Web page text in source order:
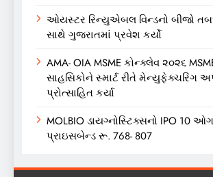
ઓયસ્ટર રિન્યુએબલ વિન્ડનો બીજો
સાથે ગુજરાતમાં પ્રવેશ કર્યો
AMA- OIA MSME કોન્ક્લેવ ૨૦૨૬
સાહસિકોને સ્માર્ટ રીતે મેન્યુફેક્ચરિંગ
પ્રોત્સાહિત કર્યા
MOLBIO ડાયગ્નોસ્ટિક્સનો IPO 10
પ્રાઇસબેન્ડ રૂ. 768- 807